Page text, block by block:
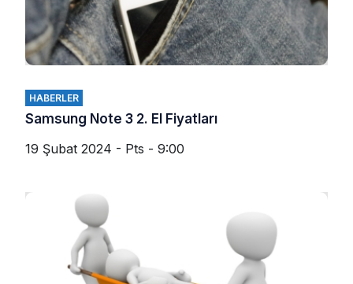
HABERLER
Samsung Note 3 2. El Fiyatları
19 Şubat 2024 - Pts - 9:00